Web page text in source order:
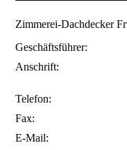
Zimmerei-Dachdecker
Geschäftsführer:
Anschrift:
Telefon:
Fax:
E-Mail: